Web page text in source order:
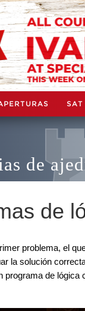
SAT
de
de
problema, el
la solución
programa de lógica